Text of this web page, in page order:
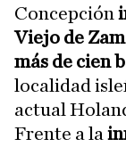
Concepción
Viejo de
más de cien
localidad
actual
Frente a la